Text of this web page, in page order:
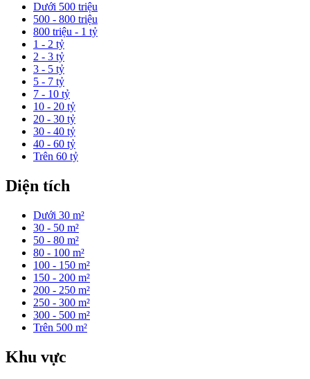
Dưới 500 triệu
500 - 800 triệu
800 triệu - 1 tỷ
1 - 2 tỷ
2 - 3 tỷ
3 - 5 tỷ
5 - 7 tỷ
7 - 10 tỷ
10 - 20 tỷ
20 - 30 tỷ
30 - 40 tỷ
40 - 60 tỷ
Trên 60 tỷ
Diện tích
Dưới 30 m²
30 - 50 m²
50 - 80 m²
80 - 100 m²
100 - 150 m²
150 - 200 m²
200 - 250 m²
250 - 300 m²
300 - 500 m²
Trên 500 m²
Khu vực